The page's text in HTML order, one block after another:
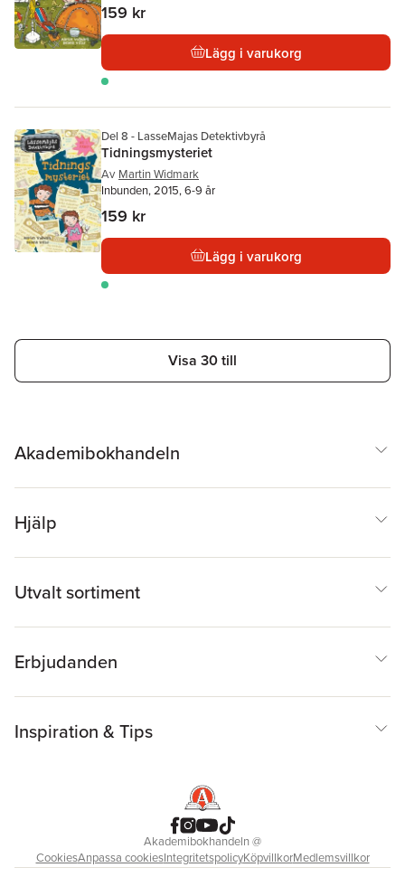
159 kr
Lägg i varukorg
Del 8 - LasseMajas Detektivbyrå
Tidningsmysteriet
Av Martin Widmark
Inbunden, 2015, 6-9 år
159 kr
Lägg i varukorg
Visa 30 till
Akademibokhandeln
Hjälp
Utvalt sortiment
Erbjudanden
Inspiration & Tips
Akademibokhandeln@
CookiesAnpassa cookiesIntegritetspolicyKöpvillkorMedlemsvillkor